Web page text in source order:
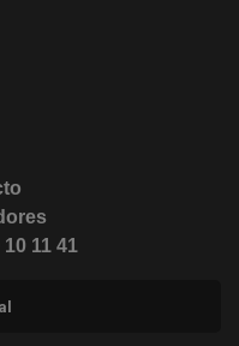
en ventana nueva)
(abre en ventana nueva)
10 11 41